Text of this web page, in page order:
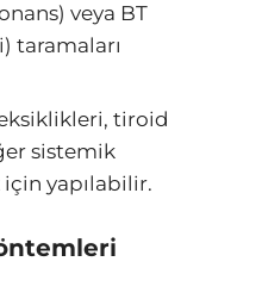
veya BT
taramaları
tiroid
sistemik
için yapılabilir.